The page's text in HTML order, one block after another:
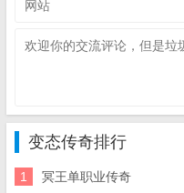
变态传奇排行
1 冥王单职业传奇